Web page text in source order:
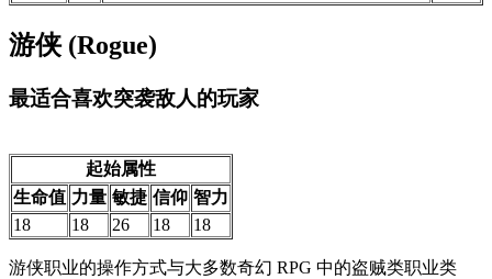
游侠 (Rogue)
最适合喜欢突袭敌人的玩家
起始属性
生命值 力量 敏捷 信仰 智力
18
18 26 18 18
游侠职业的操作方式与大多数奇幻 RPG 中的盗贼类职业类